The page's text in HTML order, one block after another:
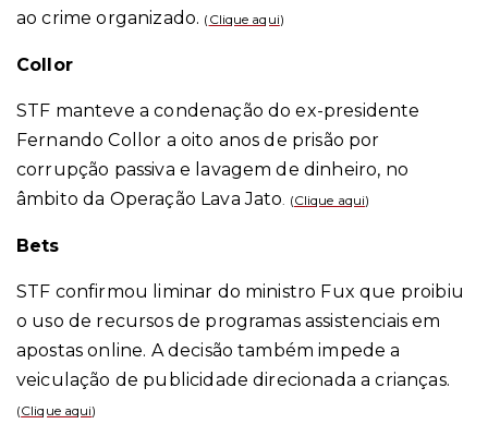
ao crime organizado. ( Clique aqui)
Collor
STF manteve a condenação do ex-presidente
Fernando Collor a oito anos de prisão por
corrupção passiva e lavagem de dinheiro, no
âmbito da Operação Lava Jato. (Clique aqui)
Bets
STF confirmou liminar do ministro Fux que proibiu
o uso de recursos de programas assistenciais em
apostas online. A decisão também impede a
veiculação de publicidade direcionada a crianças.
(Clique aqui)